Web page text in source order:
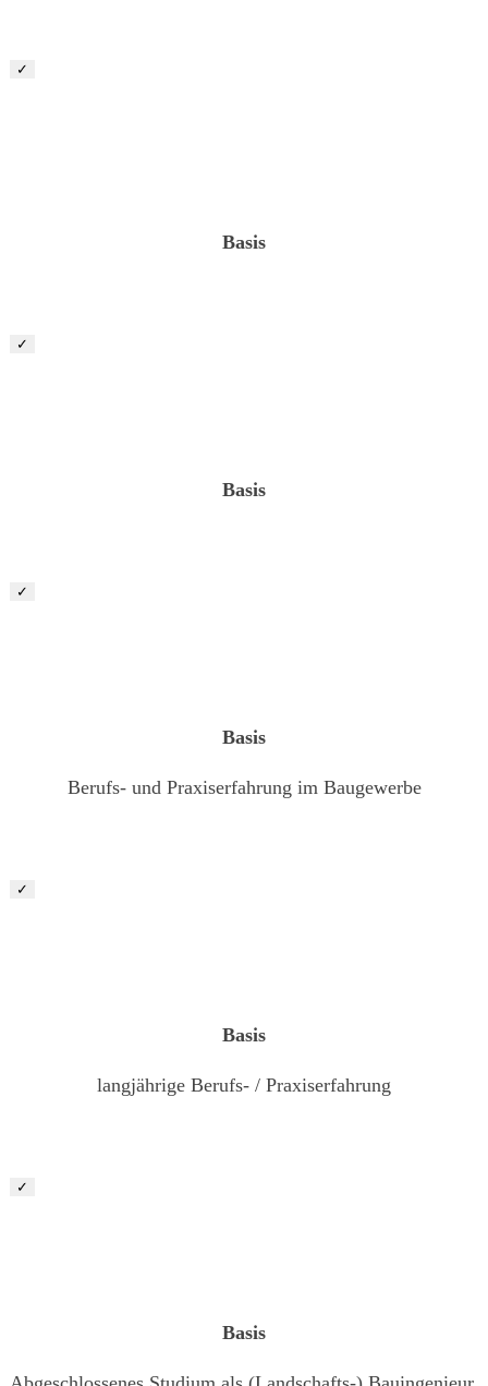
✓
Basis
✓
Basis
✓
Basis
Berufs- und Praxiserfahrung im Baugewerbe
✓
Basis
langjährige Berufs- / Praxiserfahrung
✓
Basis